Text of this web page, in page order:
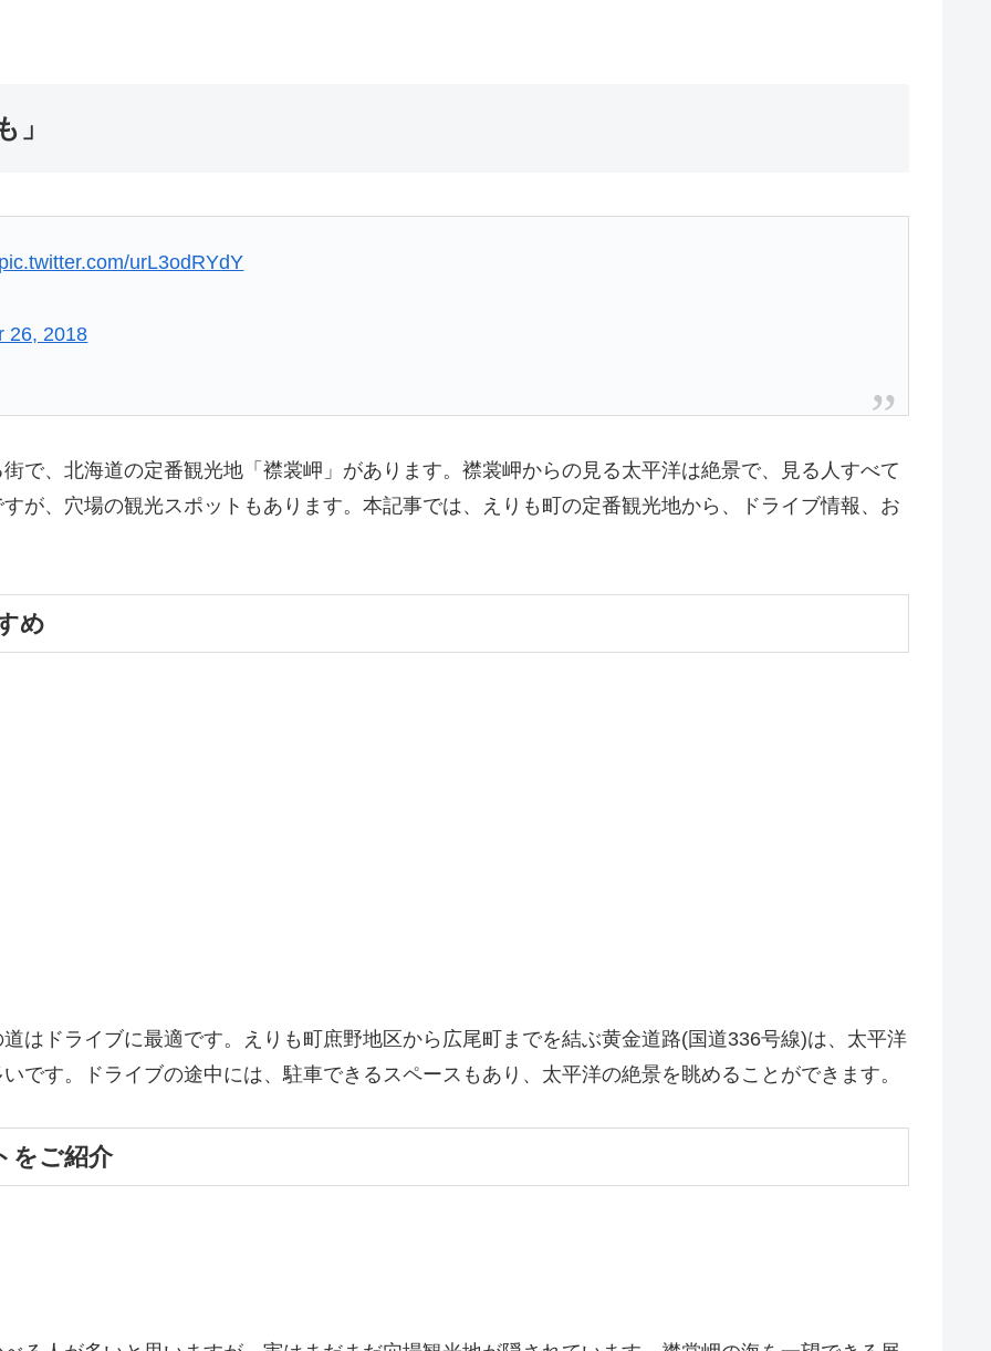
」
urL3odRYdY
26, 2018
で、北海道の定番観光地「襟裳岬」があります。襟裳岬からの見る太平洋は絶景で、見る人すべて
が、穴場の観光スポットもあります。本記事では、えりも町の定番観光地から、ドライブ情報、お
め
はドライブに最適です。えりも町庶野地区から広尾町までを結ぶ黄金道路(国道336号線)は、太平洋
です。ドライブの途中には、駐車できるスペースもあり、太平洋の絶景を眺めることができます。
をご紹介